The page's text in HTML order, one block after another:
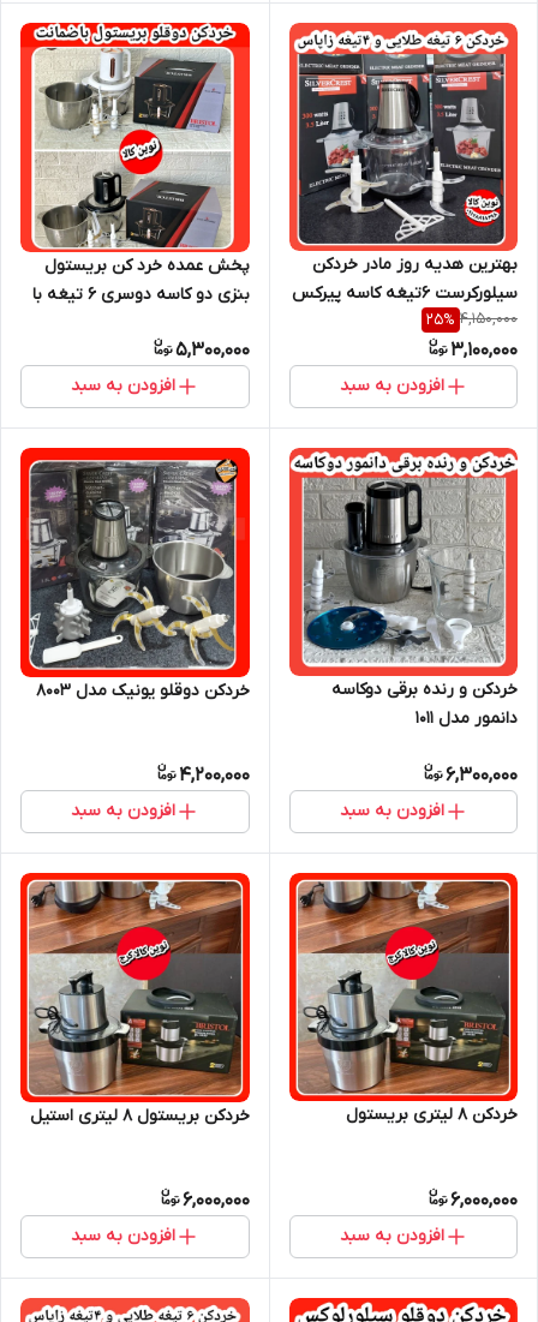
بهترین هدیه روز مادر خردکن
سیلورکرست ۶تیغه کاسه پیرکس
تیغه زاپاس دار.نوین کالا کرج
4,150,000
25%
3,100,000
افزودن به سبد
پخش عمده خرد کن بریستول
بنزی دو کاسه دوسری ۶ تیغه با
5,300,000
افزودن به سبد
خردکن و رنده برقی دوکاسه
دانمور مدل ۱۰۱۱
6,300,000
افزودن به سبد
خردکن دوقلو یونیک مدل 8003
4,200,000
افزودن به سبد
خردکن ۸ لیتری بریستول
6,000,000
افزودن به سبد
خردکن بریستول ۸ لیتری استیل
6,000,000
افزودن به سبد